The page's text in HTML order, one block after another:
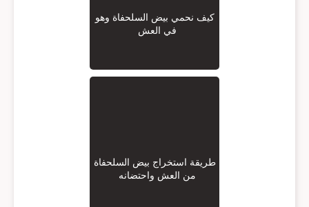
كيف نحمي بيض السلحفاة وهو
في العش
طريقة استخراج بيض السلحفاة
من العش واحتضانه